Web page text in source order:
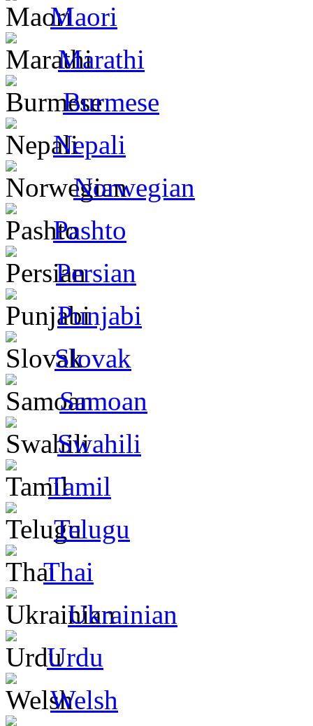
Maori
Marathi
Burmese
Nepali
Norwegian
Pashto
Persian
Punjabi
Slovak
Samoan
Swahili
Tamil
Telugu
Thai
Ukrainian
Urdu
Welsh